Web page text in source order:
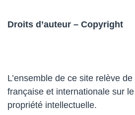
Droits d’auteur – Copyright
L’ensemble de ce site relève
française et internationale sur
propriété intellectuelle.